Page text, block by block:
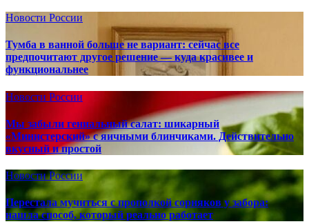
Новости России
Тумба в ванной больше не вариант: сейчас все
предпочитают другое решение — куда красивее и
функциональнее
Новости России
Мы забыли гениальный салат: шикарный
«Министерский» с яичными блинчиками. Действительно
вкусный и простой
Новости России
Перестала мучиться с прополкой сорняков у забора:
нашла способ, который реально работает